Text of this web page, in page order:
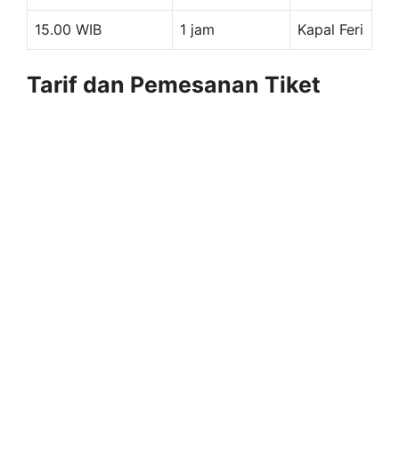
15.00 WIB 1 jam Kapal Feri
Tarif dan Pemesanan Tiket